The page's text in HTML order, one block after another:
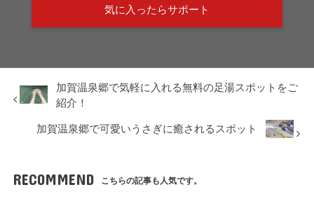
気に入ったらサポート
加賀温泉郷で気軽に入れる無料の足湯スポットをご
紹介！
加賀温泉郷で可愛いうさぎに癒されるスポット
RECOMMEND こちらの記事も人気です。